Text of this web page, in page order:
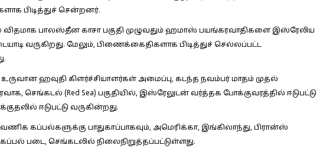
பிடித்துச் சென்றனர்.
விதமாக பாலஸ்தீன காசா பகுதி முழுவதும் ஹமாஸ் பயங்கரவாதிகளை இஸ்ரேலிய
வருகிறது. மேலும், பிணைக்கைதிகளாக பிடித்துச் செல்லப்பட்ட
ஹவுதி கிளர்ச்சியாளர்கள் அமைப்பு, கடந்த நவம்பர் மாதம் முதல்
செங்கடல் (Red Sea) பகுதியில், இஸ்ரேலுடன் வர்த்தக போக்குவரத்தில் ஈடுபட்டு
ஈடுபட்டு வருகின்றது.
வணிக கப்பல்களுக்கு பாதுகாப்பாகவும், அமெரிக்கா, இங்கிலாந்து, பிரான்ஸ்
படை, செங்கடலில் நிலைநிறுத்தப்பட்டுள்ளது.